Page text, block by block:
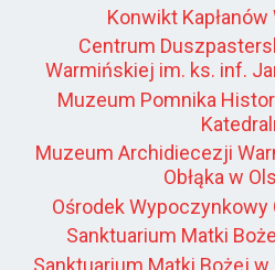
Konwikt
Centrum
Warmińskiej im. ks. inf.
Muzeum Pomnika
Muzeum Archidiecezji
Obłąka w
Ośrodek Wypoczynkowy
Sanktuarium Matki
Sanktuarium Matki Bożej